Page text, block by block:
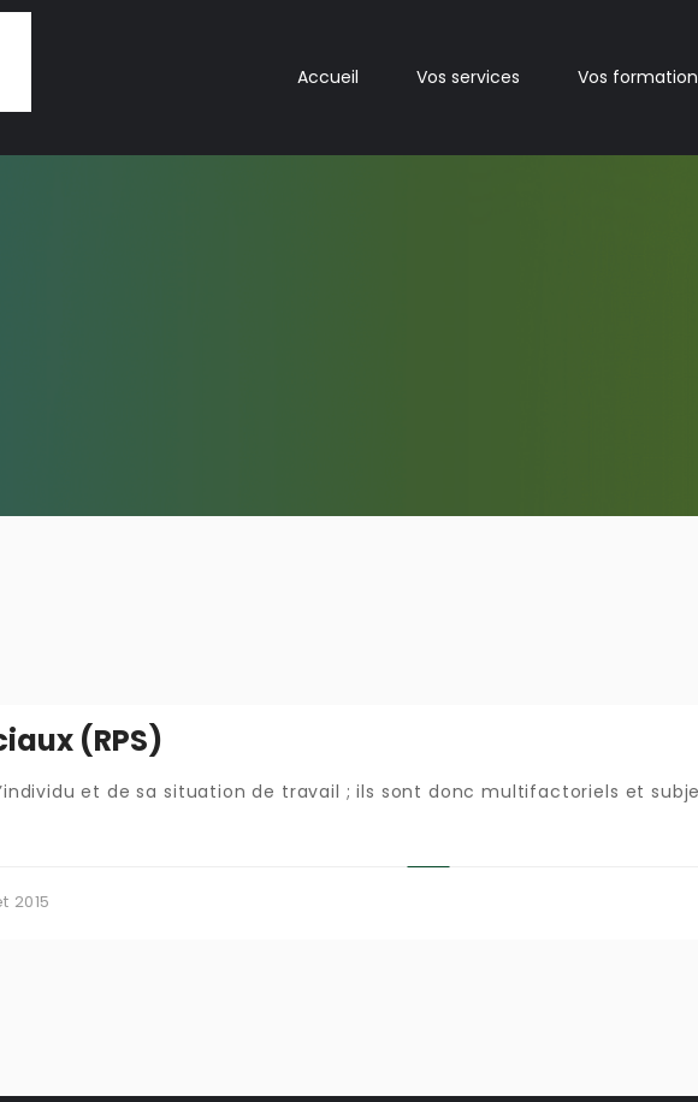
Accueil Vos services Vos
(RPS)
et de sa situation de travail ; ils sont donc multifactoriels et
2015